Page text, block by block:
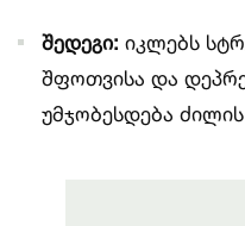
შედეგი: იკლებს
შფოთვისა და
უმჯობესდება